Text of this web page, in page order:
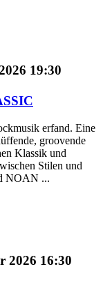
19:30
erfand. Eine
groovende
Klassik und
Stilen und
NOAN ...
2026 16:30